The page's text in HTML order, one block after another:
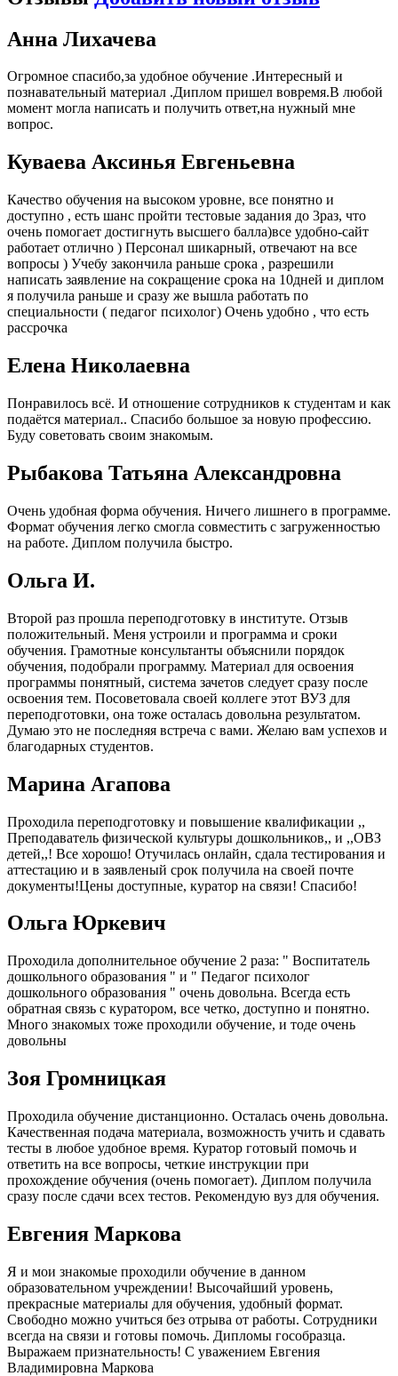
Анна Лихачева
Огромное спасибо,за удобное обучение .Интересный и
познавательный материал .Диплом пришел вовремя.В любой
момент могла написать и получить ответ,на нужный мне
вопрос.
Куваева Аксинья Евгеньевна
Качество обучения на высоком уровне, все понятно и
доступно , есть шанс пройти тестовые задания до 3раз, что
очень помогает достигнуть высшего балла)все удобно-сайт
работает отлично ) Персонал шикарный, отвечают на все
вопросы ) Учебу закончила раньше срока , разрешили
написать заявление на сокращение срока на 10дней и диплом
я получила раньше и сразу же вышла работать по
специальности ( педагог психолог) Очень удобно , что есть
рассрочка
Елена Николаевна
Понравилось всё. И отношение сотрудников к студентам и как
подаётся материал.. Спасибо большое за новую профессию.
Буду советовать своим знакомым.
Рыбакова Татьяна Александровна
Очень удобная форма обучения. Ничего лишнего в программе.
Формат обучения легко смогла совместить с загруженностью
на работе. Диплом получила быстро.
Ольга И.
Второй раз прошла переподготовку в институте. Отзыв
положительный. Меня устроили и программа и сроки
обучения. Грамотные консультанты объяснили порядок
обучения, подобрали программу. Материал для освоения
программы понятный, система зачетов следует сразу после
освоения тем. Посоветовала своей коллеге этот ВУЗ для
переподготовки, она тоже осталась довольна результатом.
Думаю это не последняя встреча с вами. Желаю вам успехов и
благодарных студентов.
Марина Агапова
Проходила переподготовку и повышение квалификации ,,
Преподаватель физической культуры дошкольников,, и ,,ОВЗ
детей,,! Все хорошо! Отучилась онлайн, сдала тестирования и
аттестацию и в заявленый срок получила на своей почте
документы!Цены доступные, куратор на связи! Спасибо!
Ольга Юркевич
Проходила дополнительное обучение 2 раза: " Воспитатель
дошкольного образования " и " Педагог психолог
дошкольного образования " очень довольна. Всегда есть
обратная связь с куратором, все четко, доступно и понятно.
Много знакомых тоже проходили обучение, и тоде очень
довольны
Зоя Громницкая
Проходила обучение дистанционно. Осталась очень довольна.
Качественная подача материала, возможность учить и сдавать
тесты в любое удобное время. Куратор готовый помочь и
ответить на все вопросы, четкие инструкции при
прохождение обучения (очень помогает). Диплом получила
сразу после сдачи всех тестов. Рекомендую вуз для обучения.
Евгения Маркова
Я и мои знакомые проходили обучение в данном
образовательном учреждении! Высочайший уровень,
прекрасные материалы для обучения, удобный формат.
Свободно можно учиться без отрыва от работы. Сотрудники
всегда на связи и готовы помочь. Дипломы гособразца.
Выражаем признательность! С уважением Евгения
Владимировна Маркова